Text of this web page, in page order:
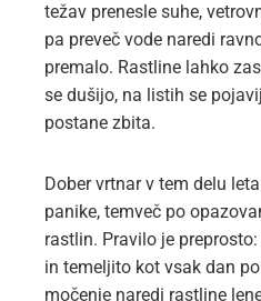
težav prenesle suhe,
pa preveč vode naredi
premalo. Rastline lahko
se dušijo, na listih se
postane zbita.
Dober vrtnar v tem delu
panike, temveč po
rastlin. Pravilo je
in temeljito kot vsak dan
močenje naredi rastline